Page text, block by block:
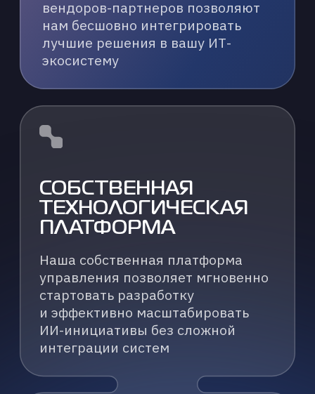
Контакты
Продукты
Разработка решений
ИИ-инфраструктура
Обучение руководителей
ИИ-консалтинг
Услуги
info@k2.tech
+7 (495) 797-85-84